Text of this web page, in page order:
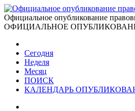
Официальное опубликование
ОФИЦИАЛЬНОЕ
Сегодня
Неделя
Месяц
ПОИСК
КАЛЕНДАРЬ